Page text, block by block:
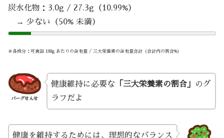
炭水化物：3.0g / 27.3g（10.99%）
→ 少ない（50% 未満）
※各成分：可食部 100g あたりの含有量 / 三大栄養素の含有量合計（合計内の割合%）
バーグせんせ
健康維持に必要な 「三大栄養素の割合」
のグ
ラフだよ
健康を維持するためには、理想的なバランス